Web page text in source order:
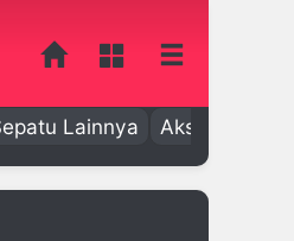
Lainnya Aksesoris